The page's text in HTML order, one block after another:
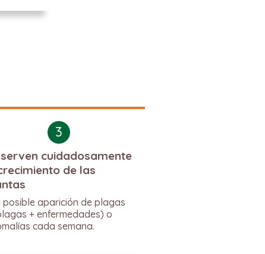
3
cuidadosamente
de las
posible aparición de plagas
+ enfermedades) o
cada semana.